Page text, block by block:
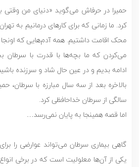
حمیرا در حرفاش می‌گوید «دنیای من
کرد. ما زمانی‌ که برای کارهای درمانیم به
محک اقامت داشتیم. همه آدم‌هایی که
می‌کردن که ما بچه‌ها با قدرت با سرطان
ادامه بدیم و در عین حال شاد و سرزنده
سالگی از سرطان خداحافظی کرد.
اما قصه همینجا به پایان نمی‌رسد…
گاهی بیماری سرطان می‌تواند عوارضی را
یکی از آن‌ها معلولیت است که در برخی